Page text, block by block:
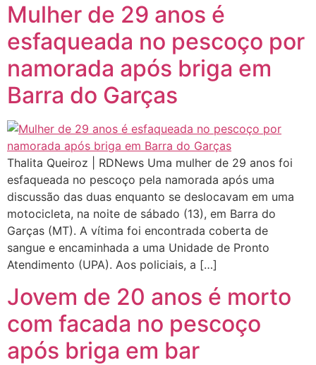
Mulher de 29 anos é
esfaqueada no pescoço por
namorada após briga em
Barra do Garças
Thalita Queiroz | RDNews Uma mulher de 29 anos foi
esfaqueada no pescoço pela namorada após uma
discussão das duas enquanto se deslocavam em uma
motocicleta, na noite de sábado (13), em Barra do
Garças (MT). A vítima foi encontrada coberta de
sangue e encaminhada a uma Unidade de Pronto
Atendimento (UPA). Aos policiais, a […]
Jovem de 20 anos é morto
com facada no pescoço
após briga em bar